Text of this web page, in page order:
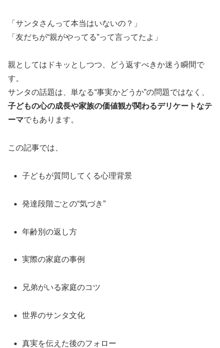
「サンタさんって本当はいないの？」
「友だちが“親がやってる”って言ってたよ」
親としてはドキッとしつつ、どう返すべきか迷う瞬間で
す。
サンタの話題は、単なる“事実かどうか”の問題ではなく、
子どもの心の成長や家族の価値観が関わるデリケートなテ
ーマでもあります。
この記事では、
子どもが質問してくる心理背景
発達段階ごとの“気づき”
年齢別の返し方
実際の家庭の事例
兄弟がいる家庭のコツ
世界のサンタ文化
真実を伝えた後のフォロー